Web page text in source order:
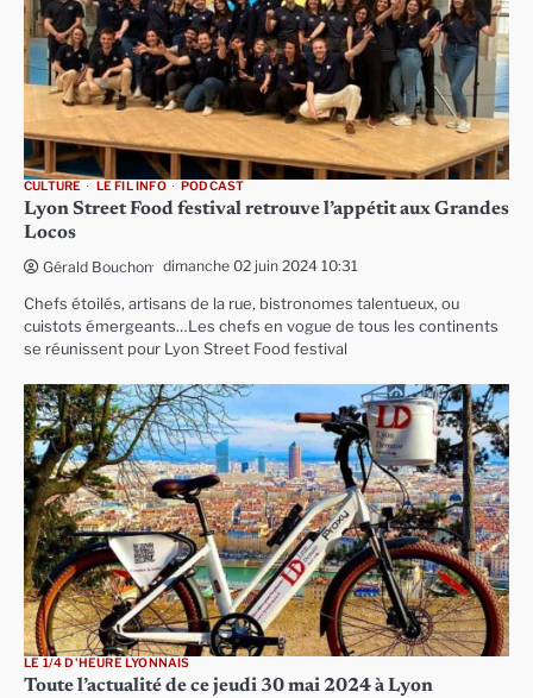
CULTURE LE FIL INFO PODCAST
Lyon Street Food festival retrouve l’appétit aux Grandes
Locos
Gérald Bouchon dimanche 02 juin 2024 10:31
Chefs étoilés, artisans de la rue, bistronomes talentueux, ou
cuistots émergeants…Les chefs en vogue de tous les continents
se réunissent pour Lyon Street Food festival
LE 1/4 D'HEURE LYONNAIS
Toute l’actualité de ce jeudi 30 mai 2024 à Lyon